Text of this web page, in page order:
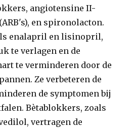
angiotensine II-
en spironolacton.
enalapril en lisinopril,
te verlagen en de
te verminderen door de
Ze verbeteren de
de symptomen bij
Bètablokkers, zoals
vertragen de